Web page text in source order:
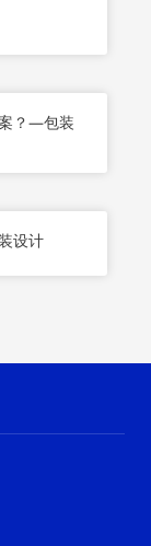
？—包装
设计